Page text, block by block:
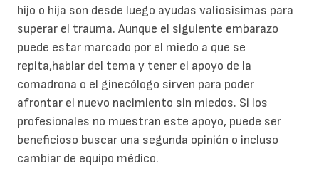
hijo o hija son desde luego ayudas valiosísimas para
superar el trauma. Aunque el siguiente embarazo
puede estar marcado por el miedo a que se
repita,hablar del tema y tener el apoyo de la
comadrona o el ginecólogo sirven para poder
afrontar el nuevo nacimiento sin miedos. Si los
profesionales no muestran este apoyo, puede ser
beneficioso buscar una segunda opinión o incluso
cambiar de equipo médico.